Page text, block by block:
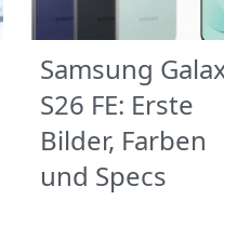
Samsung
S26 FE: Erste
Bilder, Farben
und Specs